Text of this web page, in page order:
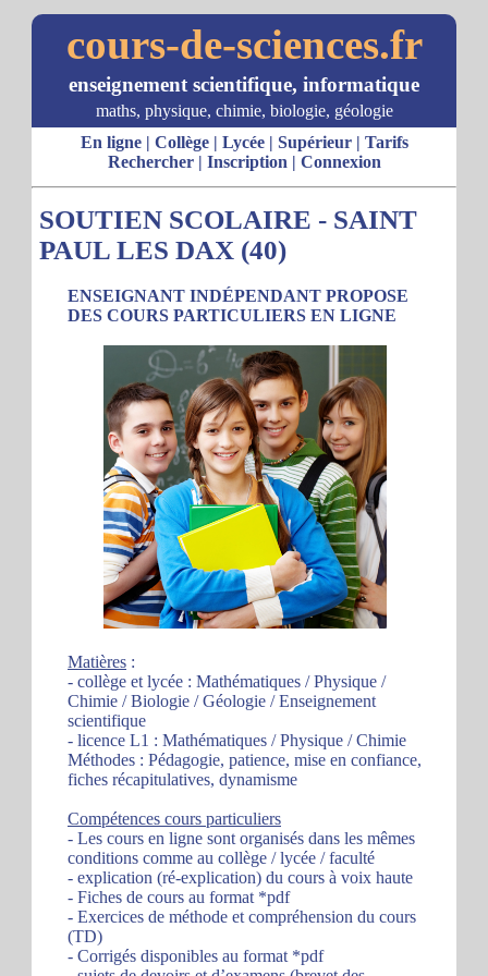
cours-de-sciences.fr
enseignement scientifique, informatique
maths, physique, chimie, biologie, géologie
En ligne| Collège| Lycée| Supérieur| Tarifs
Rechercher| Inscription | Connexion
SOUTIEN SCOLAIRE - SAINT
PAUL LES DAX (40)
ENSEIGNANT INDÉPENDANT PROPOSE
DES COURS PARTICULIERS EN LIGNE
Matières :
- collège et lycée : Mathématiques / Physique /
Chimie / Biologie / Géologie / Enseignement
scientifique
- licence L1 : Mathématiques / Physique / Chimie
Méthodes : Pédagogie, patience, mise en confiance,
fiches récapitulatives, dynamisme
Compétences cours particuliers
- Les cours en ligne sont organisés dans les mêmes
conditions comme au collège / lycée / faculté
- explication (ré-explication) du cours à voix haute
- Fiches de cours au format *pdf
- Exercices de méthode et compréhension du cours
(TD)
- Corrigés disponibles au format *pdf